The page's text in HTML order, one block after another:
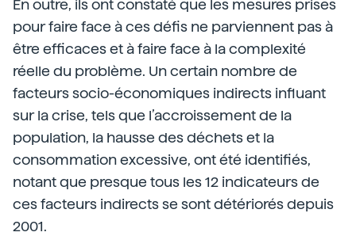
En outre, ils ont constaté que les mesures prises
pour faire face à ces défis ne parviennent pas à
être efficaces et à faire face à la complexité
réelle du problème. Un certain nombre de
facteurs socio-économiques indirects influant
sur la crise, tels que l’accroissement de la
population, la hausse des déchets et la
consommation excessive, ont été identifiés,
notant que presque tous les 12 indicateurs de
ces facteurs indirects se sont détériorés depuis
2001.